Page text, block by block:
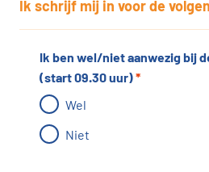
Ik schrijf mij in voor de
Ik ben wel/niet aanwezig bij
(start 09.30 uur)*
Wel
Niet